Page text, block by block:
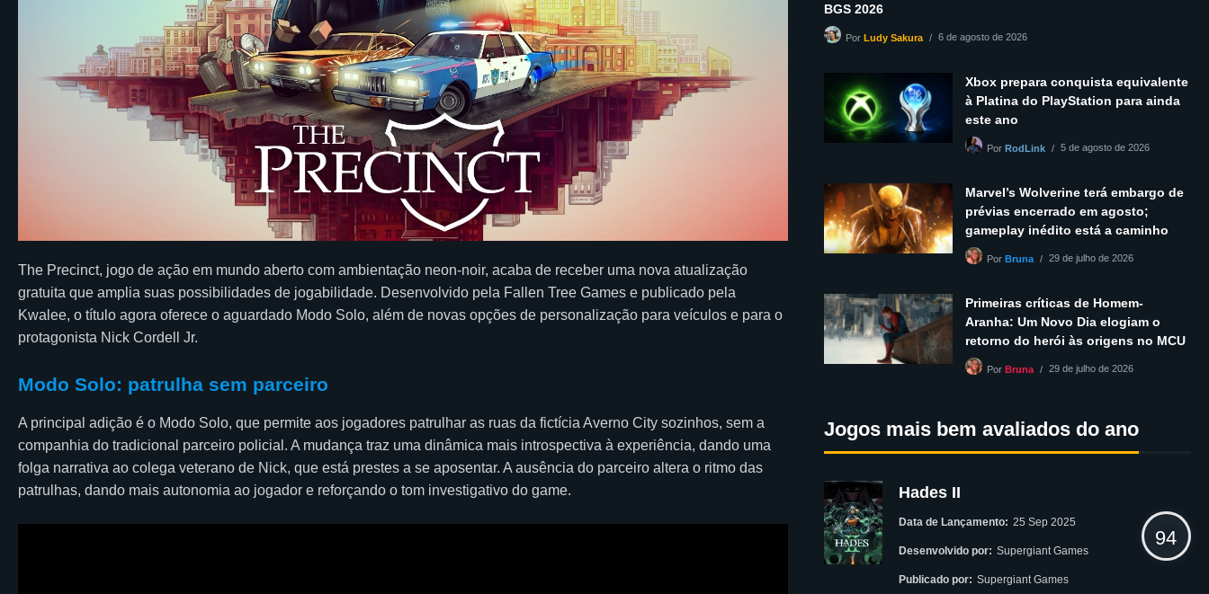
The Precinct, jogo de ação em mundo aberto com ambientação neon-noir, acaba de receber uma nova atualização
gratuita que amplia suas possibilidades de jogabilidade. Desenvolvido pela Fallen Tree Games e publicado pela
Kwalee, o título agora oferece o aguardado Modo Solo, além de novas opções de personalização para veículos e para o
protagonista Nick Cordell Jr.
Modo Solo: patrulha sem parceiro
A principal adição é o Modo Solo, que permite aos jogadores patrulhar as ruas da fictícia Averno City sozinhos, sem a
companhia do tradicional parceiro policial. A mudança traz uma dinâmica mais introspectiva à experiência, dando uma
folga narrativa ao colega veterano de Nick, que está prestes a se aposentar. A ausência do parceiro altera o ritmo das
patrulhas, dando mais autonomia ao jogador e reforçando o tom investigativo do game.
BGS 2026
PorLudy Sakura 6 de agosto de 2026
Xbox prepara conquista equivalente
à Platina do PlayStation para ainda
este ano
PorRodLink 5 de agosto de 2026
Marvel’s Wolverine terá embargo de
prévias encerrado em agosto;
gameplay inédito está a caminho
PorBruna 29 de julho de 2026
Primeiras críticas de Homem-
Aranha: Um Novo Dia elogiam o
retorno do herói às origens no MCU
PorBruna 29 de julho de 2026
Jogos mais bem avaliados do ano
Hades II
Data de Lançamento: 25 Sep 2025
Desenvolvido por: Supergiant Games
Publicado por: Supergiant Games
94